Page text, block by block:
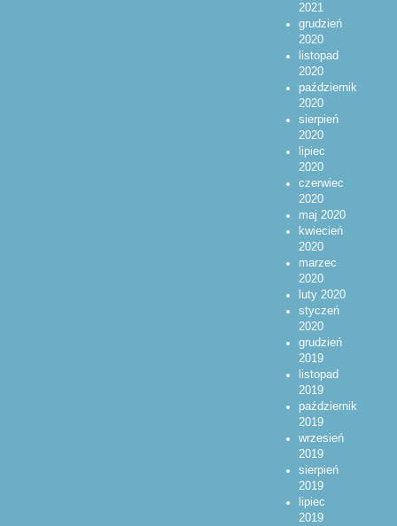
2021
grudzień
2020
listopad
2020
październik
2020
sierpień
2020
lipiec
2020
czerwiec
2020
maj 2020
kwiecień
2020
marzec
2020
luty 2020
styczeń
2020
grudzień
2019
listopad
2019
październik
2019
wrzesień
2019
sierpień
2019
lipiec
2019